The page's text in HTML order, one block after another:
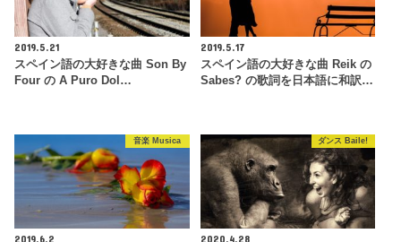
2019.5.21
スペイン語の大好きな曲 Son By
Four の A Puro Dol…
2019.5.17
スペイン語の大好きな曲 Reik の
Sabes? の歌詞を日本語に和訳…
音楽 Musica
2019.6.2
ダンス Baile!
2020.4.28